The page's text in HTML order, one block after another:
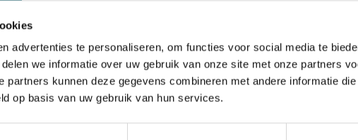
advertenties te personaliseren, om functies voor social media te
we informatie over uw gebruik van onze site met onze partners
partners kunnen deze gegevens combineren met andere informatie
op basis van uw gebruik van hun services.
Alternatieven Levering Opties